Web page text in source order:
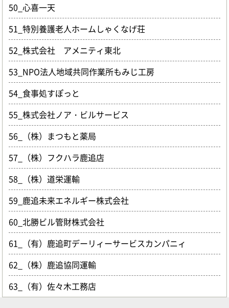
50_心喜一天
51_特別養護老人ホームしゃくなげ荘
52_株式会社 アメニティ東北
53_NPO法人地域共同作業所もみじ工房
54_食事処すぽっと
55_株式会社ノア・ビルサービス
56_（株）まつもと薬局
57_（株）フクハラ鹿追店
58_（株）道栄運輸
59_鹿追未来エネルギー株式会社
60_北勝ビル管財株式会社
61_（有）鹿追町デーリィーサービスカンパニィ
62_（株）鹿追協同運輸
63_（有）佐々木工務店